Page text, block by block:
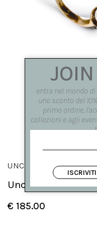
UNCINI
Uncini con perla
€ 185.00
entra nel mondo
uno sconto del
primo ordine,
collezioni e agli